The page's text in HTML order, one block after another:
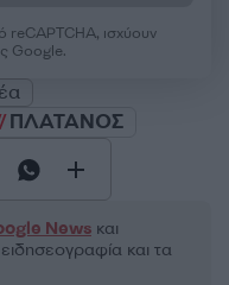
reCAPTCHA, ισχύουν
Google.
ΠΛΑΤΑΝΟΣ
News και
και τα